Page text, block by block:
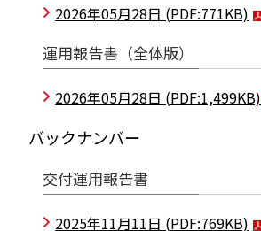
2026年05月28日 (PDF:771KB)
運用報告書（全体版）
2026年05月28日 (PDF:1,499KB)
バックナンバー
交付運用報告書
2025年11月11日 (PDF:769KB)